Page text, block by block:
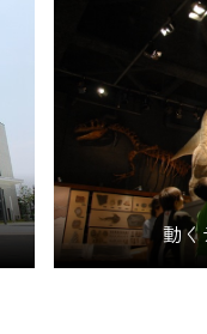
地元ライター記事
お得で便利なサ
観光ガイド
レンタサイクル